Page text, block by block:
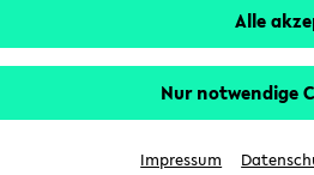
sich nach dem24.07.2026
Alle
Nur notwendige
Impressum